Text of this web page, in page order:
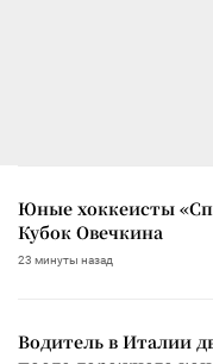
Юные хоккеисты
Кубок Овечкина
23 минуты назад
Водитель в Италии